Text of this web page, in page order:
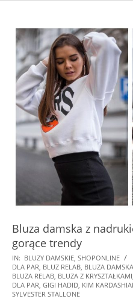
Bluza damska z
gorące trendy
2025-
09-
22
IN: BLUZY DAMSKIE, SHOPONLINE
DLA PAR, BLUZ RELAB, BLUZA
BLUZA RELAB, BLUZA Z KRYSZTAŁKAMI,
DLA PAR, GIGI HADID, KIM
SYLVESTER STALLONE